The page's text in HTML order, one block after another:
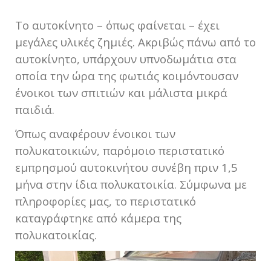
Το αυτοκίνητο – όπως φαίνεται – έχει
μεγάλες υλικές ζημιές. Ακριβώς πάνω από το
αυτοκίνητο, υπάρχουν υπνοδωμάτια στα
οποία την ώρα της φωτιάς κοιμόντουσαν
ένοικοι των σπιτιών και μάλιστα μικρά
παιδιά.
Όπως αναφέρουν ένοικοι των
πολυκατοικιών, παρόμοιο περιστατικό
εμπρησμού αυτοκινήτου συνέβη πριν 1,5
μήνα στην ίδια πολυκατοικία. Σύμφωνα με
πληροφορίες μας, το περιστατικό
καταγράφτηκε από κάμερα της
πολυκατοικίας.